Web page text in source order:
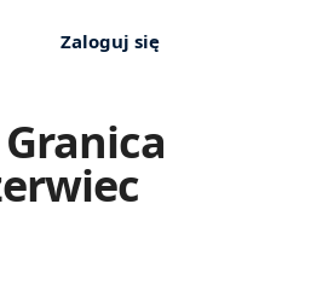
Zaloguj się